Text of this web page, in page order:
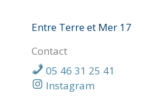
Entre Terre et Mer 17
Contact
05 46 31 25 41
Instagram